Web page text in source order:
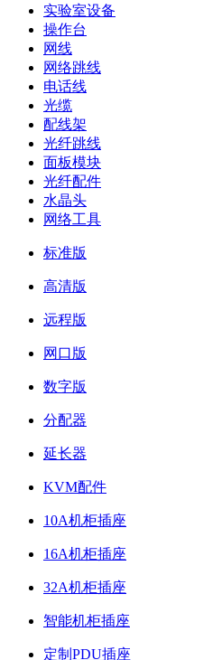
实验室设备
操作台
网线
网络跳线
电话线
光缆
配线架
光纤跳线
面板模块
光纤配件
水晶头
网络工具
标准版
高清版
远程版
网口版
数字版
分配器
延长器
KVM配件
10A机柜插座
16A机柜插座
32A机柜插座
智能机柜插座
定制PDU插座